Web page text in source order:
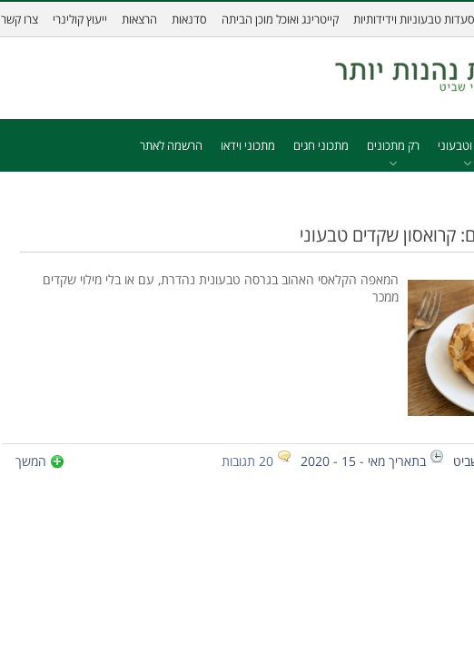
טבעוניות וידידותיות קייטרינג ואוכל מוכן הביתה סדנאות הרצאות ייעוץ קולינרי צרו קשר
רק מתכונים מתכוני חגים מתכוני וידאו הרשמה לאתר
שקדים טבעוני
המאפה הקלאסי האהוב בגרסה טבעונית נהדרת, עם או בלי מילוי שקדים
ממכר
בתאריך מאי - 15 - 2020 20 תגובות המשך